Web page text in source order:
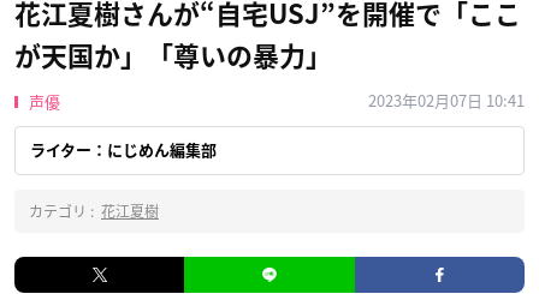
花江夏樹さんが“自宅USJ”を開催で「ここ
が天国か」「尊いの暴力」
声優 2023年02月07日 10:41
ライター：にじめん編集部
カテゴリ : 花江夏樹